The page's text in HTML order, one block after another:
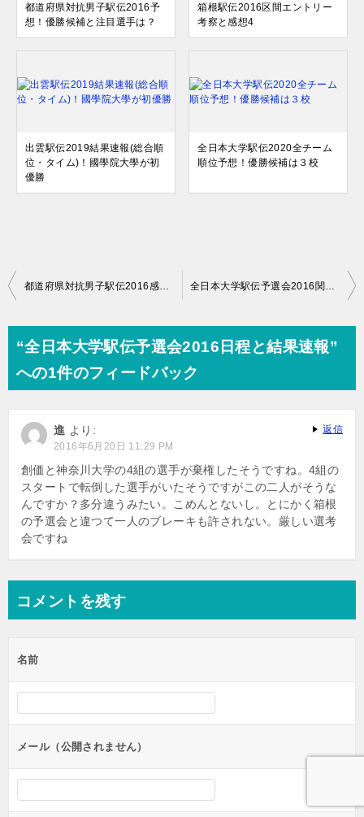
都道府県対抗男子駅伝2016予
想！優勝候補と注目選手は？
箱根駅伝2016区間エントリー
考察と感想4
出雲駅伝2019結果速報(総合順
位・タイム)！國學院大學が初
優勝
全日本大学駅伝2020全チーム
順位予想！優勝候補は３校
投
ゲ
シ
ョ
ン
“全日本大学駅伝予選会2016日程と結果速報”
への1件のフィードバック
進 より:
2016年6月20日 11:29 PM
創価と神奈川大学の4組の選手が棄権したそうですね。4組の
スタートで転倒した選手がいたそうですがこの二人がそうな
んですか？多分違うみたい。こめんとないし。とにかく箱根
の予選会と違つて一人のブレーキも許されない。厳しい選考
会ですね
返信
コメントを残す
名前
メール（公開されません）